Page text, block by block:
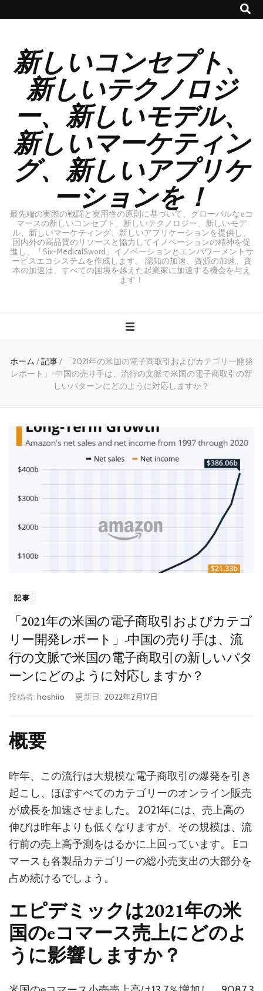
新しいコンセプト、
新しいテクノロジ
ー、新しいモデル、
新しいマーケティン
グ、新しいアプリケ
ーションを！
最先端の実際の戦闘と実用性の原則に基づいて、グローバルなeコ
マースの新しいコンセプト、新しいテクノロジー、新しいモデ
ル、新しいマーケティング、新しいアプリケーションを提供し、
国内外の高品質のリソースと協力してイノベーションの精神を促
進し、「Six-MedicalSword」イノベーションとエンパワーメントサ
ービスエコシステムを作成します。 認知の加速、資源の加速、資
本の加速は、すべての国境を越えた起業家に加速する機会を与え
ます！
ホーム /記事/
「2021年の米国の電子商取引およびカテゴリー開発
レポート」-中国の売り手は、流行の文脈で米国の電子商取引の新
しいパターンにどのように対応しますか？
記事
「2021年の米国の電子商取引およびカテゴ
リー開発レポート」-中国の売り手は、流
行の文脈で米国の電子商取引の新しいパタ
ーンにどのように対応しますか？
投稿者: hoshiio 更新日: 2022年2月17日
概要
昨年、この流行は大規模な電子商取引の爆発を引き
起こし、ほぼすべてのカテゴリーのオンライン販売
が成長を加速させました。 2021年には、売上高の
伸びは昨年よりも低くなりますが、その規模は、流
行前の売上高予測をはるかに上回っています。 Eコ
マースも各製品カテゴリーの総小売支出の大部分を
占め続けるでしょう。
エピデミックは2021年の米
国のeコマース売上にどのよ
うに影響しますか？